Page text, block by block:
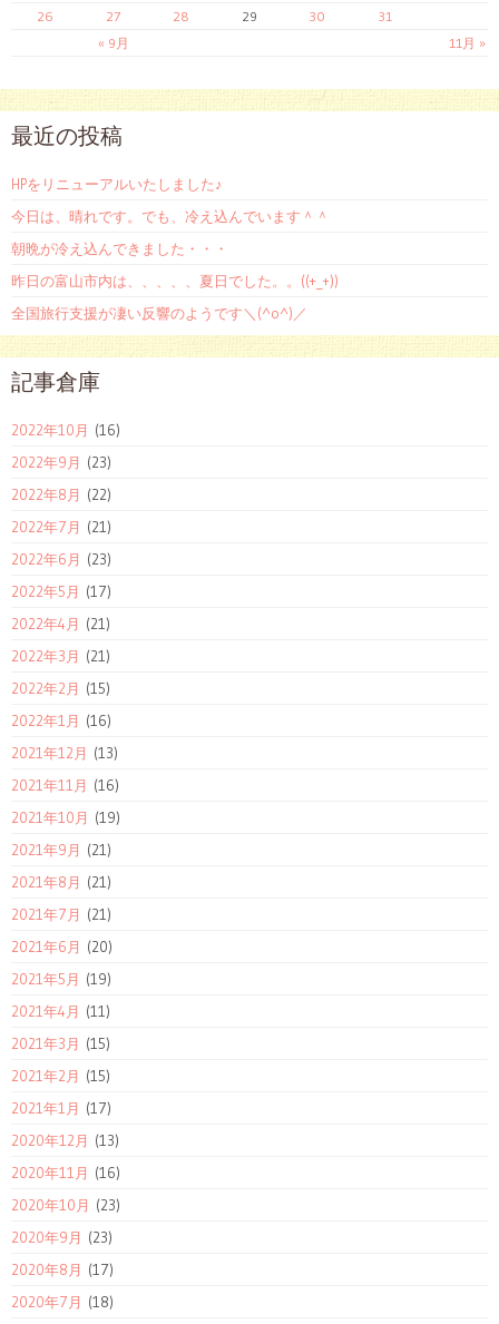
« 9月 11月 »
26 27 28 29 30 31
最近の投稿
HPをリニューアルいたしました♪
今日は、晴れです。でも、冷え込んでいます＾＾
朝晩が冷え込んできました・・・
昨日の富山市内は、、、、、夏日でした。。((+_+))
全国旅行支援が凄い反響のようです＼(^o^)／
記事倉庫
2022年10月 (16)
2022年9月 (23)
2022年8月 (22)
2022年7月 (21)
2022年6月 (23)
2022年5月 (17)
2022年4月 (21)
2022年3月 (21)
2022年2月 (15)
2022年1月 (16)
2021年12月 (13)
2021年11月 (16)
2021年10月 (19)
2021年9月 (21)
2021年8月 (21)
2021年7月 (21)
2021年6月 (20)
2021年5月 (19)
2021年4月 (11)
2021年3月 (15)
2021年2月 (15)
2021年1月 (17)
2020年12月 (13)
2020年11月 (16)
2020年10月 (23)
2020年9月 (23)
2020年8月 (17)
2020年7月 (18)